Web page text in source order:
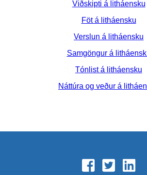
Viðskipti á litháensku
Föt á litháensku
Verslun á litháensku
Samgöngur á
Tónlist á litháensku
Náttúra og veður á